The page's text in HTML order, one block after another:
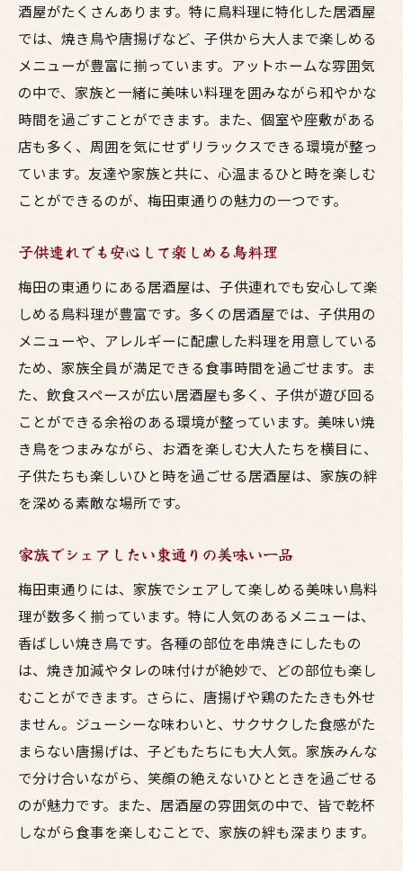
酒屋がたくさんあります。特に鳥料理に特化した居酒屋
では、焼き鳥や唐揚げなど、子供から大人まで楽しめる
メニューが豊富に揃っています。アットホームな雰囲気
の中で、家族と一緒に美味い料理を囲みながら和やかな
時間を過ごすことができます。また、個室や座敷がある
店も多く、周囲を気にせずリラックスできる環境が整っ
ています。友達や家族と共に、心温まるひと時を楽しむ
ことができるのが、梅田東通りの魅力の一つです。
子供連れでも安心して楽しめる鳥料理
梅田の東通りにある居酒屋は、子供連れでも安心して楽
しめる鳥料理が豊富です。多くの居酒屋では、子供用の
メニューや、アレルギーに配慮した料理を用意している
ため、家族全員が満足できる食事時間を過ごせます。ま
た、飲食スペースが広い居酒屋も多く、子供が遊び回る
ことができる余裕のある環境が整っています。美味い焼
き鳥をつまみながら、お酒を楽しむ大人たちを横目に、
子供たちも楽しいひと時を過ごせる居酒屋は、家族の絆
を深める素敵な場所です。
家族でシェアしたい東通りの美味い一品
梅田東通りには、家族でシェアして楽しめる美味い鳥料
理が数多く揃っています。特に人気のあるメニューは、
香ばしい焼き鳥です。各種の部位を串焼きにしたもの
は、焼き加減やタレの味付けが絶妙で、どの部位も楽し
むことができます。さらに、唐揚げや鶏のたたきも外せ
ません。ジューシーな味わいと、サクサクした食感がた
まらない唐揚げは、子どもたちにも大人気。家族みんな
で分け合いながら、笑顔の絶えないひとときを過ごせる
のが魅力です。また、居酒屋の雰囲気の中で、皆で乾杯
しながら食事を楽しむことで、家族の絆も深まります。